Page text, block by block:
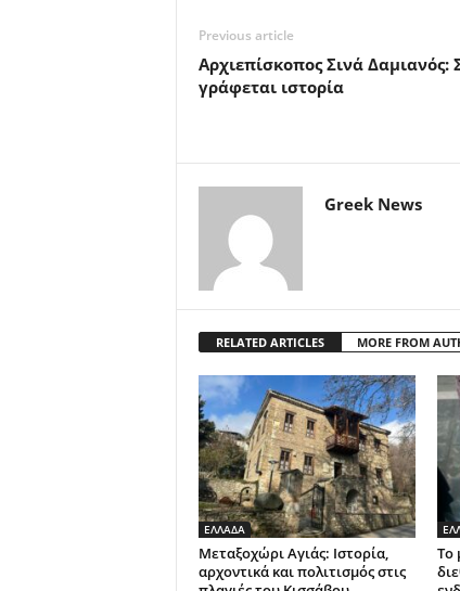
Previous article
Αρχιεπίσκοπος Σινά Δαμιανός:
γράφεται ιστορία
Greek News
RELATED ARTICLES MORE FROM
ΕΛΛΑΔΑ
Μεταξοχώρι Αγιάς: Ιστορία,
αρχοντικά και πολιτισμός στις
Το